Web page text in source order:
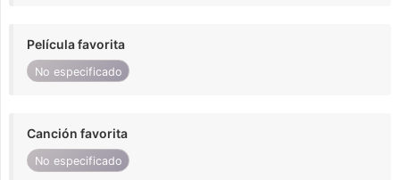
Película favorita
No especificado
Canción favorita
No especificado